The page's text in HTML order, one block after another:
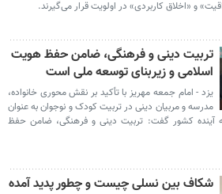
و «اخلاق کاربردی» در اولویت قرار می‌گیرند.
تربیت دینی و فرهنگی، ضامن حفظ هویت
اسلامی و زیربنای توسعه ملی است
یزد - امام جمعه مهریز با تأکید بر نقش محوری خانواده،
مدرسه و مربیان دینی در تربیت کودک و نوجوان به عنوان
آینده کشور گفت: تربیت دینی و فرهنگی، ضامن حفظ
شکاف بین نسلی چیست و چطور پدید آمده